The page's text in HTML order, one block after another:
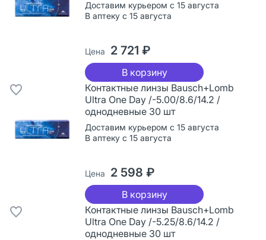
Доставим курьером с 15 августа
В аптеку с 15 августа
Цена 2 721 ₽
В корзину
Контактные линзы Bausch+Lomb
Ultra One Day /-5.00/8.6/14.2 /
однодневные 30 шт
Доставим курьером с 15 августа
В аптеку с 15 августа
Цена 2 598 ₽
В корзину
Контактные линзы Bausch+Lomb
Ultra One Day /-5.25/8.6/14.2 /
однодневные 30 шт